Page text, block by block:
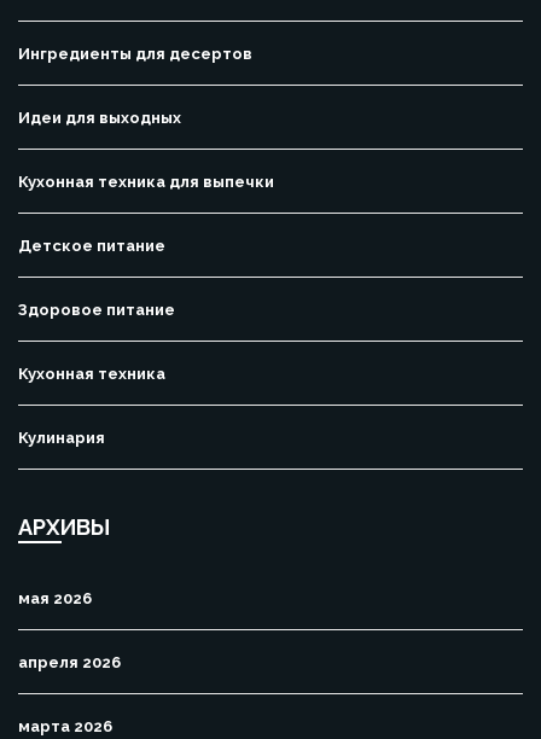
Ингредиенты для десертов
Идеи для выходных
Кухонная техника для выпечки
Детское питание
Здоровое питание
Кухонная техника
Кулинария
АРХИВЫ
мая 2026
апреля 2026
марта 2026